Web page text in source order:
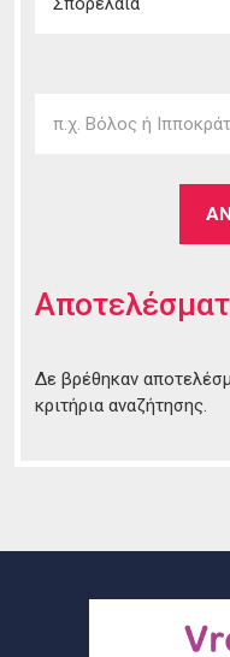
Δε βρέθηκαν
κριτήρια αναζήτησης.